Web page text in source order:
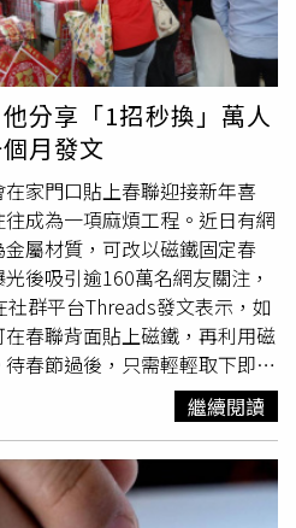
團練都會讓演員們討論在醫院
調整精進，也會安排心理、醫
習新知，增加默契，透過每一
與心理狀態，同時安排定期心
緒，維持身心平衡。儘管紅鼻
藝科背景，但協會還是希望招
。至於什麼特質的人才有機會
小丑醫生在藝術表演能力上，不
為一個建立開放信任關係的表
強大的心理復原力。
房巡演的紅鼻子醫生，由創辦
開啟了小小的醫院音樂遊行，
醫院，讓原本心情沮喪的葉道
不住興奮加入遊行隊伍，跟著
煌拿出自己珍藏已久的牛仔
個病房，原本因為病況而鬱鬱
鬧，甚至還主動表示希望能成
入表演給其他小朋友看，跟著
房間巡演，但其實當時的他早
曾經討厭的看病回診，因為每
成一件值得期待的事情，葉道
朋友。但，道煌最終仍因不敵
生命的盡頭，看到自己也能有
對著天空開心大喊，「我是大
前期，葉道煌的筆觸色彩鮮
內和壞細胞的大戰。（圖／周
，也被媽媽和紅鼻子醫生一起
病治療的所有心情。打開繪
分享「1招秒換」萬人
月發文
家門口貼上春聯迎接新年喜
成為一項麻煩工程。近日有網
屬材質，可改以磁鐵固定春
後吸引逾160萬名網友關注，
群平台Threads發文表示，如
春聯背面貼上磁鐵，再利用磁
春節過後，只需輕輕取下即可
，直言「直接一秒換春聯」。
言區表示驚喜，「我現在正式
月是不是有去過你家」、「清
、「以後請過年前一個月發文，
分鐘才看到」、「或是直接買
繼續閱讀